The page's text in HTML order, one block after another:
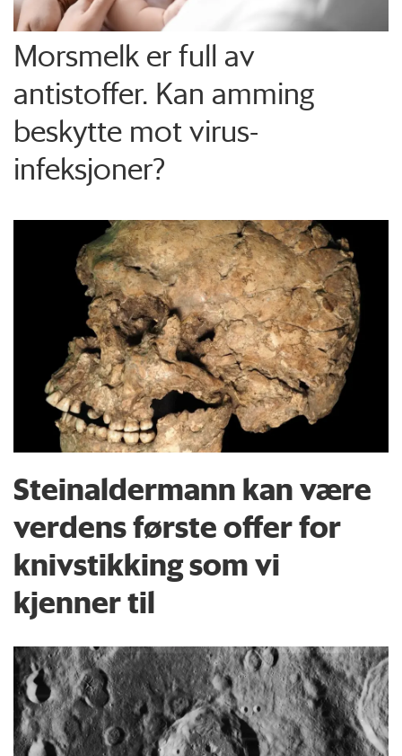
Morsmelk er full av
antistoffer. Kan amming
beskytte mot virus-
infeksjoner?
Steinaldermann kan være
verdens første offer for
knivstikking som vi
kjenner til